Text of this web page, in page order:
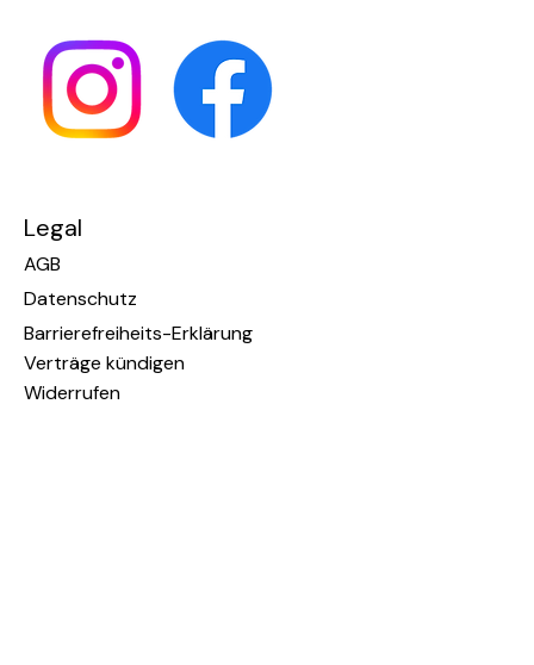
Legal
AGB
Datenschutz
Barrierefreiheits-Erklärung
Verträge kündigen
Widerrufen